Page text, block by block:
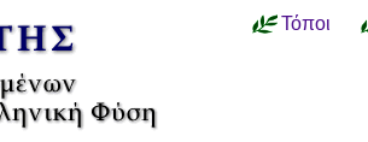
Τόποι